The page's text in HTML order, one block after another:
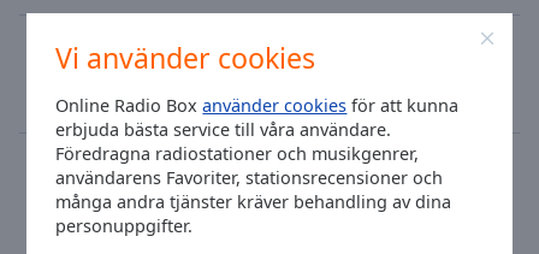
Vi använder cookies
Online Radio Boxanvänder cookies för att kunna
erbjuda bästa service till våra användare.
Föredragna radiostationer och musikgenrer,
användarens Favoriter, stationsrecensioner och
många andra tjänster kräver behandling av dina
personuppgifter.
RockZone
rock
metal
3
313
Svobodné Rádio
news
talk
Hasek Jaroslav - Horicky okresni hejtman